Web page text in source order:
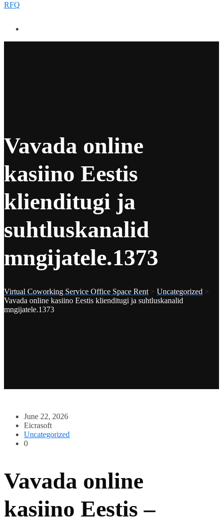
RFQ
Vavada online
kasiino Eestis
klienditugi ja
suhtluskanalid
mngijatele.1373
Virtual Coworking Service Office Space Rent > Uncategorized >
Vavada online kasiino Eestis klienditugi ja suhtluskanalid
mngijatele.1373
June 22, 2026
Eicrasoft
Uncategorized
0
Vavada online
kasiino Eestis –